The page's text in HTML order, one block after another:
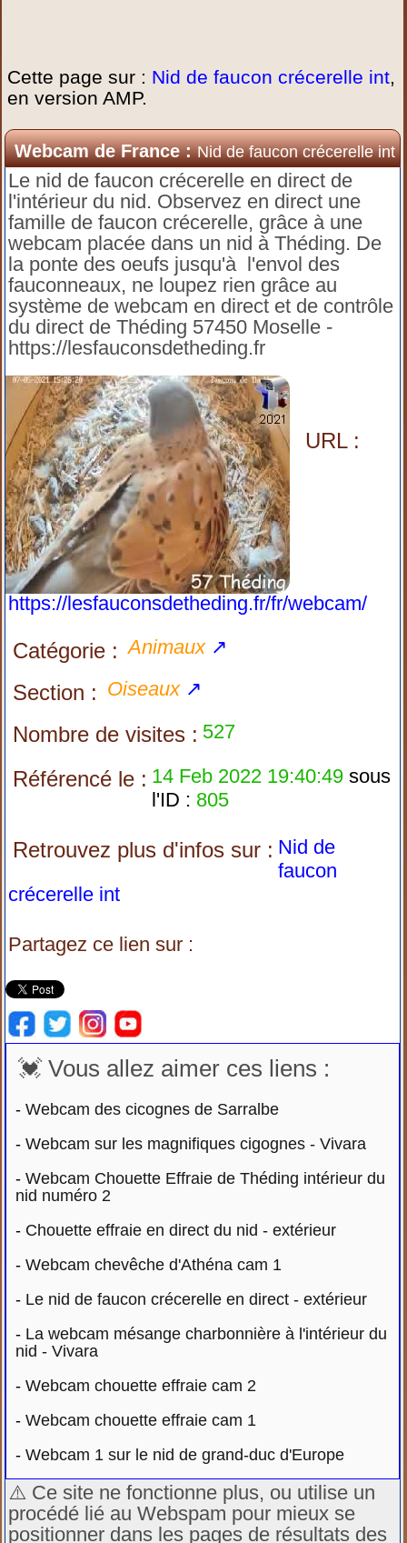
Cette page sur : Nid de faucon crécerelle int,
en version AMP.
Webcam de France :Nid de faucon crécerelle int
Le nid de faucon crécerelle en direct de
l'intérieur du nid. Observez en direct une
famille de faucon crécerelle, grâce à une
webcam placée dans un nid à Théding. De
la ponte des oeufs jusqu'à l'envol des
fauconneaux, ne loupez rien grâce au
système de webcam en direct et de contrôle
du direct de Théding 57450 Moselle -
https://lesfauconsdetheding.fr
URL :
https://lesfauconsdetheding.fr/fr/webcam/
Catégorie : Animaux↗
Section : Oiseaux↗
Nombre de visites : 527
Référencé le : 14 Feb 2022 19:40:49 sous
l'ID : 805
Retrouvez plus d'infos sur : Nid de
faucon
crécerelle int
Partagez ce lien sur :
💓 Vous allez aimer ces liens :
-Webcam des cicognes de Sarralbe
-Webcam sur les magnifiques cigognes - Vivara
-Webcam Chouette Effraie de Théding intérieur du
nid numéro 2
- Chouette effraie en direct du nid - extérieur
-Webcam chevêche d'Athéna cam 1
- Le nid de faucon crécerelle en direct - extérieur
- La webcam mésange charbonnière à l'intérieur du
nid - Vivara
-Webcam chouette effraie cam 2
-Webcam chouette effraie cam 1
-Webcam 1 sur le nid de grand-duc d'Europe
⚠️ Ce site ne fonctionne plus, ou utilise un
procédé lié au Webspam pour mieux se
positionner dans les pages de résultats des